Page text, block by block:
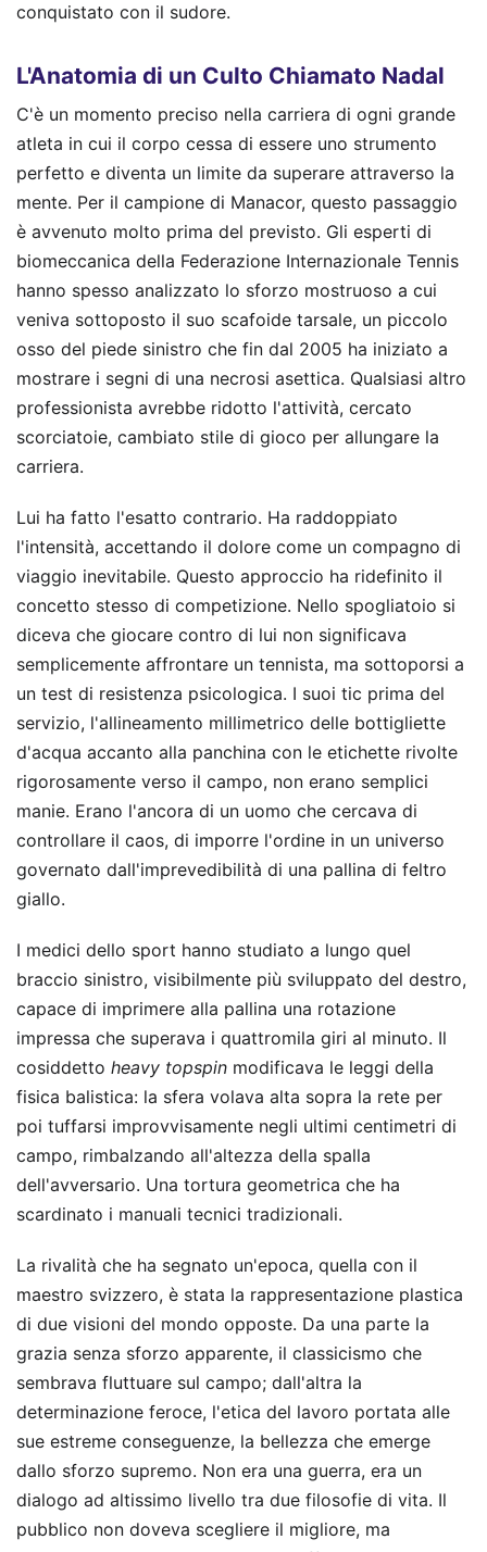
conquistato con il sudore.
L'Anatomia di un Culto Chiamato Nadal
C'è un momento preciso nella carriera di ogni grande
atleta in cui il corpo cessa di essere uno strumento
perfetto e diventa un limite da superare attraverso la
mente. Per il campione di Manacor, questo passaggio
è avvenuto molto prima del previsto. Gli esperti di
biomeccanica della Federazione Internazionale Tennis
hanno spesso analizzato lo sforzo mostruoso a cui
veniva sottoposto il suo scafoide tarsale, un piccolo
osso del piede sinistro che fin dal 2005 ha iniziato a
mostrare i segni di una necrosi asettica. Qualsiasi altro
professionista avrebbe ridotto l'attività, cercato
scorciatoie, cambiato stile di gioco per allungare la
carriera.
Lui ha fatto l'esatto contrario. Ha raddoppiato
l'intensità, accettando il dolore come un compagno di
viaggio inevitabile. Questo approccio ha ridefinito il
concetto stesso di competizione. Nello spogliatoio si
diceva che giocare contro di lui non significava
semplicemente affrontare un tennista, ma sottoporsi a
un test di resistenza psicologica. I suoi tic prima del
servizio, l'allineamento millimetrico delle bottigliette
d'acqua accanto alla panchina con le etichette rivolte
rigorosamente verso il campo, non erano semplici
manie. Erano l'ancora di un uomo che cercava di
controllare il caos, di imporre l'ordine in un universo
governato dall'imprevedibilità di una pallina di feltro
giallo.
I medici dello sport hanno studiato a lungo quel
braccio sinistro, visibilmente più sviluppato del destro,
capace di imprimere alla pallina una rotazione
impressa che superava i quattromila giri al minuto. Il
cosiddetto heavy topspin modificava le leggi della
fisica balistica: la sfera volava alta sopra la rete per
poi tuffarsi improvvisamente negli ultimi centimetri di
campo, rimbalzando all'altezza della spalla
dell'avversario. Una tortura geometrica che ha
scardinato i manuali tecnici tradizionali.
La rivalità che ha segnato un'epoca, quella con il
maestro svizzero, è stata la rappresentazione plastica
di due visioni del mondo opposte. Da una parte la
grazia senza sforzo apparente, il classicismo che
sembrava fluttuare sul campo; dall'altra la
determinazione feroce, l'etica del lavoro portata alle
sue estreme conseguenze, la bellezza che emerge
dallo sforzo supremo. Non era una guerra, era un
dialogo ad altissimo livello tra due filosofie di vita. Il
pubblico non doveva scegliere il migliore, ma